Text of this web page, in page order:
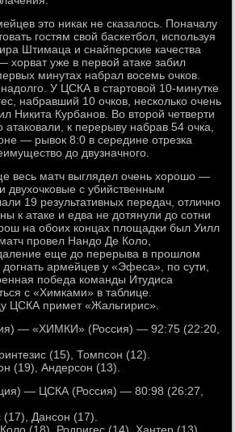
это никак не сказалось. Поначалу
гостям свой баскетбол, используя
Штимаца и снайперские качества
уже в первой атаке забил
минутах набрал восемь очков.
У ЦСКА в стартовой 10-минутке
набравший 10 очков, несколько очень
Никита Курбанов. Во второй четверти
атаковали, к перерыву набрав 54 очка,
— рывок 8:0 в середине отрезка
до двузначного.
весь матч выглядел очень хорошо —
двухочковые с убийственным
19 результативных передач, отлично
к атаке и едва не дотянули до сотни
на обоих концах площадки был Уилл
провел Нандо Де Коло,
еще до перерыва в прошлом
армейцев у «Эфеса», по сути,
победа команды Итудиса
с «Химками» в таблице.
ЦСКА примет «Жальгирис».
— «ХИМКИ» (Россия) — 92:75 (22:20,
(15), Томпсон (12).
(19), Андерсон (13).
— ЦСКА (Россия) — 80:98 (26:27,
Дансон (17).